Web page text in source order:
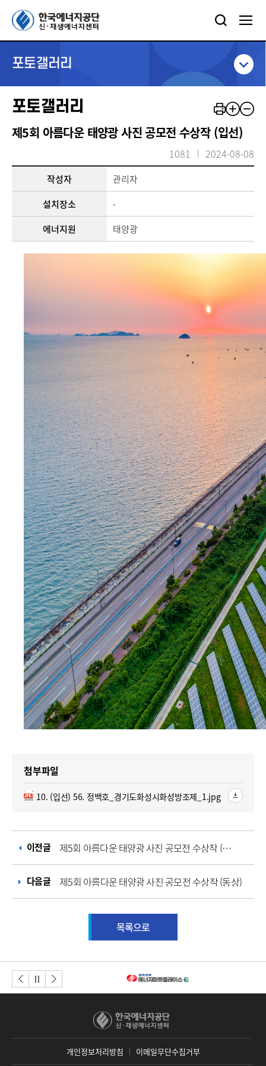
포토갤러리
포토갤러리
제5회 아름다운 태양광 사진 공모전 수상작 (입선)
1081 2024-08-08
작성자
관리자
설치장소
-
에너지원
태양광
첨부파일
10. (입선) 56. 정백호_경기도화성시화성방조제_1.jpg
이전글 제5회 아름다운 태양광 사진 공모전 수상작 (입선)
제5회 아름다운 태양광 사진 공모전 수상작 (동상)
다음글
목록으로
정지
개인정보처리방침 이메일무단수집거부